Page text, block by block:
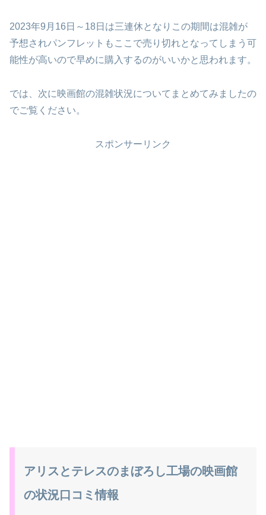
2023年9月16日～18日は三連休となりこの期間は混雑が
予想されパンフレットもここで売り切れとなってしまう可
能性が高いので早めに購入するのがいいかと思われます。
では、次に映画館の混雑状況についてまとめてみましたの
でご覧ください。
スポンサーリンク
アリスとテレスのまぼろし工場の映画館
の状況口コミ情報